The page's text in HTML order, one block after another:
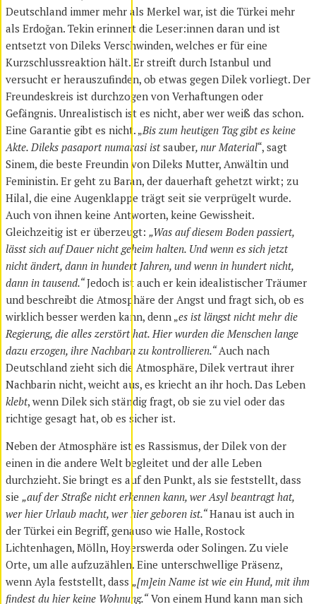
Deutschland immer mehr als Merkel war, ist die Türkei mehr
als Erdoğan. Tekin erinnert die Leser:innen daran und ist
entsetzt von Dileks Verschwinden, welches er für eine
Kurzschlussreaktion hält. Er streift durch Istanbul und
versucht er herauszufinden, ob etwas gegen Dilek vorliegt. Der
Freundeskreis ist durchzogen von Verhaftungen oder
Gefängnis. Unrealistisch ist es nicht, aber wer weiß das schon.
Eine Garantie gibt es nicht. „Bis zum heutigen Tag gibt es keine
Akte. Dileks pasaport numarasi istsauber, nur Material“, sagt
Sinem, die beste Freundin von Dileks Mutter, Anwältin und
Feministin. Er geht zu Baran, der dauerhaft gehetzt wirkt; zu
Hilal, die eine Augenklappe trägt seit sie verprügelt wurde.
Auch von ihnen keine Antworten, keine Gewissheit.
Gleichzeitig ist er überzeugt: „Was auf diesem Boden passiert,
lässt sich auf Dauer nicht geheim halten. Und wenn es sich jetzt
nicht ändert, dann in hundert Jahren, und wenn in hundert nicht,
dann in tausend.“Jedoch ist auch er kein idealistischer Träumer
und beschreibt die Atmosphäre der Angst und fragt sich, ob es
wirklich besser werden kann, denn „es ist längst nicht mehr die
Regierung, die alles zerstört hat. Hier wurden die Menschen lange
dazu erzogen, ihre Nachbarn zu kontrollieren.“Auch nach
Deutschland zieht sich die Atmosphäre, Dilek vertraut ihrer
Nachbarin nicht, weicht aus, es kriecht an ihr hoch. Das Leben
klebt, wenn Dilek sich ständig fragt, ob sie zu viel oder das
richtige gesagt hat, ob es sicher ist.
Neben der Atmosphäre ist es Rassismus, der Dilek von der
einen in die andere Welt begleitet und der alle Leben
durchzieht. Sie bringt es auf den Punkt, als sie feststellt, dass
sie „auf der Straße nicht erkennen kann, wer Asyl beantragt hat,
wer hier Urlaub macht, wer hier geboren ist.“Hanau ist auch in
der Türkei ein Begriff, genauso wie Halle, Rostock
Lichtenhagen, Mölln, Hoyerswerda oder Solingen. Zu viele
Orte, um alle aufzuzählen. Eine unterschwellige Präsenz,
wenn Ayla feststellt, dass „[m]ein Name ist wie ein Hund, mit ihm
findest du hier keine Wohnung.“Von einem Hund kann man sich